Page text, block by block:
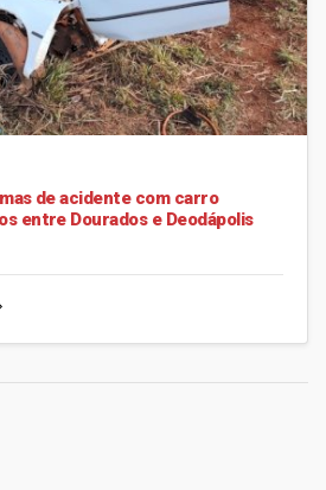
de acidente com carro
entre Dourados e Deodápolis